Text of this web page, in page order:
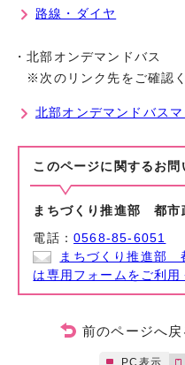
路線・ダイヤ
・北部オンデマンドバス
※次のリンク先をご確認く
北部オンデマンドバス
このページに関する お問
まちづくり推進部 都市
電話：0568-85-6051
まちづくり推進部
は専用フォームをご利用
前のページへ戻
PC表示